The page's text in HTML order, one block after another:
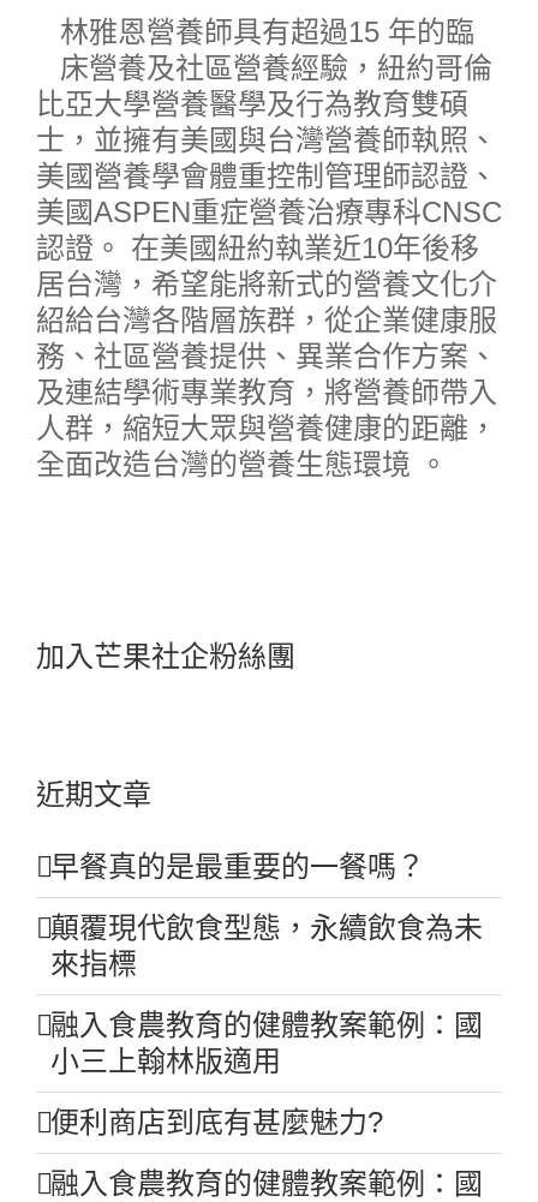
林雅恩營養師具有超過15 年的臨
床營養及社區營養經驗，紐約哥倫
比亞大學營養醫學及行為教育雙碩
士，並擁有美國與台灣營養師執照、
美國營養學會體重控制管理師認證、
美國ASPEN重症營養治療專科CNSC
認證。 在美國紐約執業近10年後移
居台灣，希望能將新式的營養文化介
紹給台灣各階層族群，從企業健康服
務、社區營養提供、異業合作方案、
及連結學術專業教育，將營養師帶入
人群，縮短大眾與營養健康的距離，
全面改造台灣的營養生態環境 。
加入芒果社企粉絲團
近期文章
早餐真的是最重要的一餐嗎？
顛覆現代飲食型態，永續飲食為未
來指標
融入食農教育的健體教案範例：國
小三上翰林版適用
便利商店到底有甚麼魅力?
融入食農教育的健體教案範例：國